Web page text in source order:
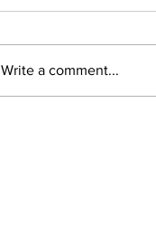
Write a comment...